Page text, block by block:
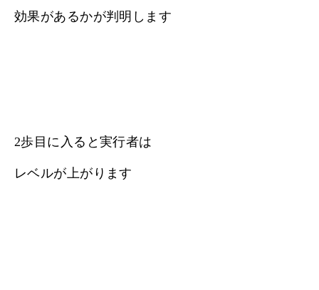
効果があるかが判明します
2歩目に入ると実行者は
レベルが上がります